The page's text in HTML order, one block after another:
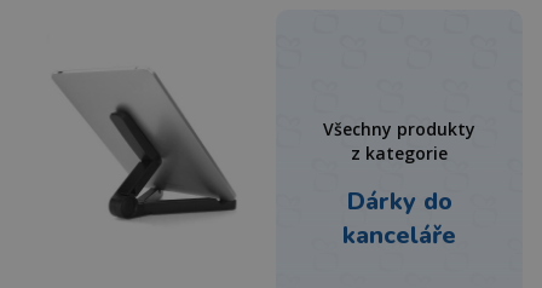
Všechny produkty
z kategorie
Dárky do
kanceláře